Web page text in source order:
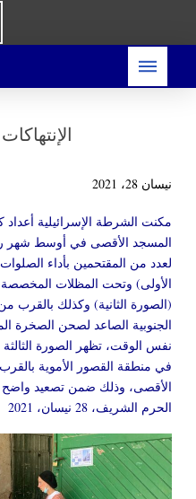
نيسان 28، 2021
مكنت الشرطة الإسرائيلية أعداد
المسجد الأقصى في أوسط شهر
لعدد من المقتحمين بأداء
الأولى) وتحت المظلات
(الصورة الثانية) وكذلك بالقرب
الجنوبية الصاعد لصحن الصخرة
نفس الوقت، تظهر الصورة الثالثة
في منطقة القصور الأموية
الأقصى، وذلك ضمن تصعيد واضح
الحرم الشريف، 28 نيسان، 2021